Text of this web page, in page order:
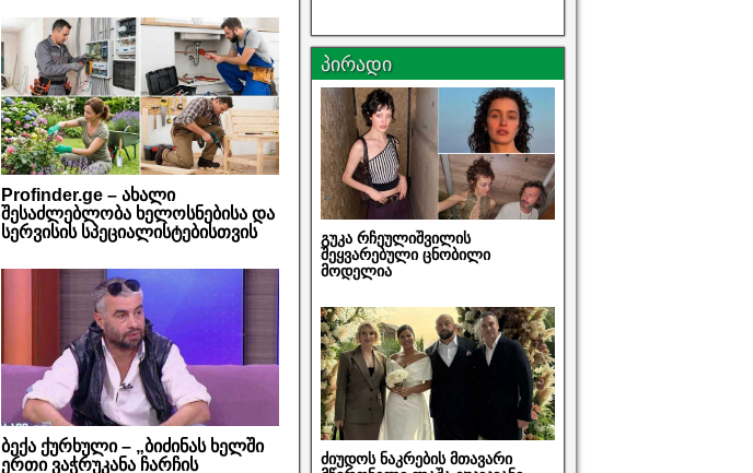
Profinder.ge – ახალი
შესაძლებლობა ხელოსნებისა და
სერვისის სპეციალისტებისთვის
ბექა ქურხული – „ბიძინას ხელში
ერთი ვაჭრუკანა ჩარჩის
პირადი
გუკა რჩეულიშვილის
შეყვარებული ცნობილი
მოდელია
ძიუდოს ნაკრების მთავარი